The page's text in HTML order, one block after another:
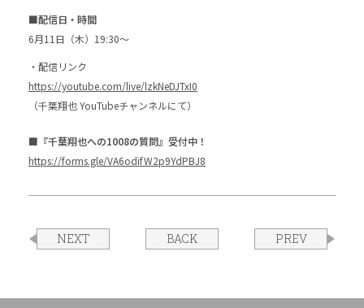
■配信日・時間
6月11日（木）19:30～
・配信リンク
https://youtube.com/live/lzkNeDJTxI0
（千葉翔也 YouTubeチャンネルにて）
■『千葉翔也への1008の質問』受付中！
https://forms.gle/VA6odifW2p9YdPBJ8
NEXT BACK PREV